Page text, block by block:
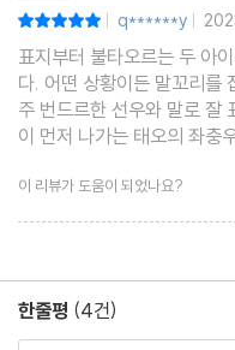
| q******y |
표지부터 불타오르는 두 아
다. 어떤 상황이든 말꼬리를
주 번드르한 선우와 말로 잘
이 먼저 나가는 태오의 좌충
니다. 어째 첫 장을 넘기니
서 옮겨 놓은 듯한 이야기가
이 리뷰가 도움이 되었나요?
한줄평 (4건)